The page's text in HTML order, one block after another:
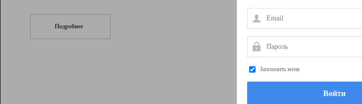
Подробнее
Email
Пароль
Запомнить меня